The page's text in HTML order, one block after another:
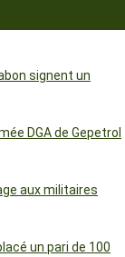
signent un
DGA de Gepetrol
aux militaires
un pari de 100